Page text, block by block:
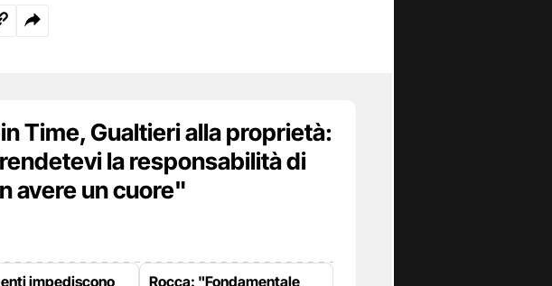
Time, Gualtieri alla proprietà:
la responsabilità di
avere un cuore"
impediscono Rocca: "Fondamentale